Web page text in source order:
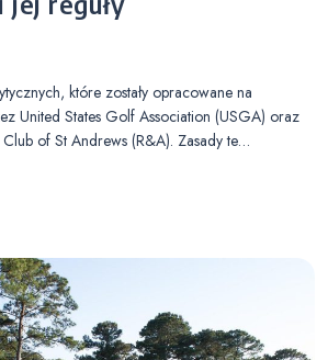
które zostały opracowane na
United States Golf Association (USGA) oraz
of St Andrews (R&A). Zasady te…